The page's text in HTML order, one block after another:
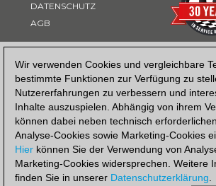
Wir verwenden Cookies und vergleichbare
bestimmte Funktionen zur Verfügung zu
Nutzererfahrungen zu verbessern und
Inhalte auszuspielen. Abhängig von ihrem
können dabei neben technisch
Analyse-Cookies sowie Marketing-Cookies
Hier können Sie der Verwendung von
Marketing-Cookies widersprechen. Weitere
finden Sie in unserer Datenschutzerklärung.
DATENSCHUTZ
AGB
ZAHLUNGSART